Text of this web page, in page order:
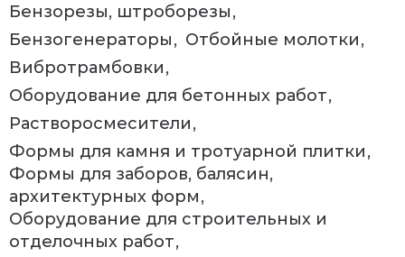
Бензорезы, штроборезы
Бензогенераторы
Отбойные молотки
Вибротрамбовки
Оборудование для бетонных работ
Растворосмесители
Формы для камня и тротуарной плитки
Формы для заборов, балясин,
архитектурных форм
Оборудование для строительных и
отделочных работ